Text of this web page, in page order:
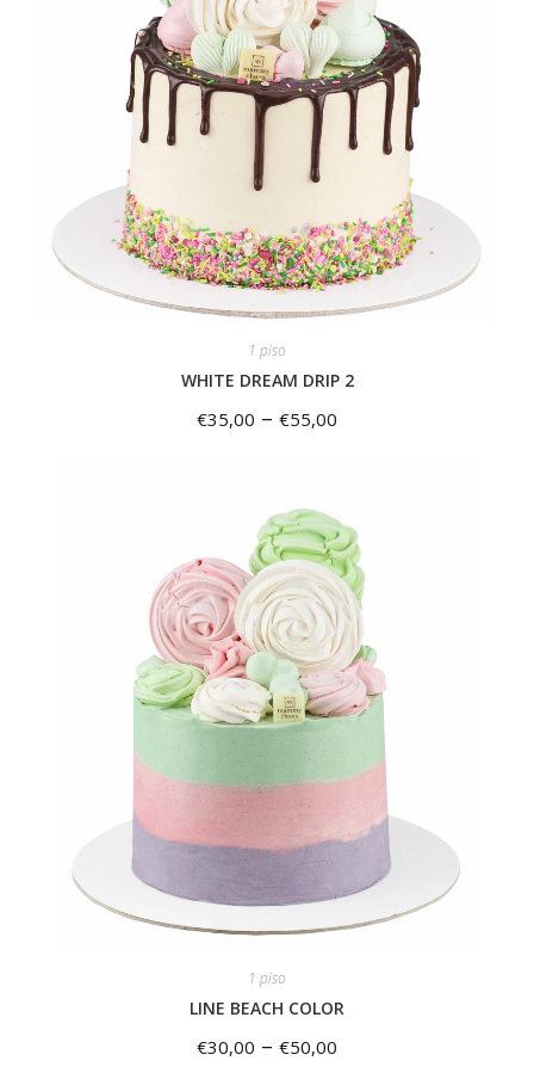
1 piso
WHITE DREAM DRIP 2
€35,00 – €55,00
1 piso
LINE BEACH COLOR
€30,00 – €50,00